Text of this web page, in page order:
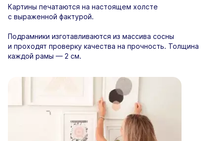
Картины печатаются на настоящем холсте
с выраженной фактурой.
Подрамники изготавливаются из массива сосны
и проходят проверку качества на прочность. Толщина
каждой рамы — 2 см.